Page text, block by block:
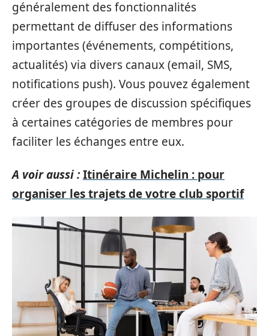
généralement des fonctionnalités
permettant de diffuser des informations
importantes (événements, compétitions,
actualités) via divers canaux (email, SMS,
notifications push). Vous pouvez également
créer des groupes de discussion spécifiques
à certaines catégories de membres pour
faciliter les échanges entre eux.
A voir aussi :Itinéraire Michelin : pour
organiser les trajets de votre club sportif